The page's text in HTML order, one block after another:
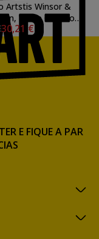
Artstis Winsor &
Verde Cadmio
Palido, 37 ml.
30,21 €
E FIQUE A PAR